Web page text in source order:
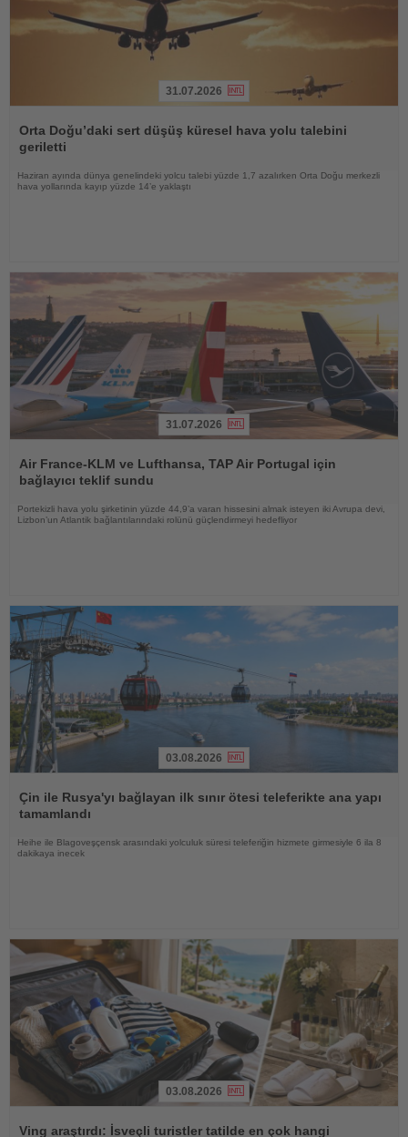
Oku
31.07.2026
Orta Doğu’daki sert düşüş küresel hava yolu talebini
geriletti
Haziran ayında dünya genelindeki yolcu talebi yüzde 1,7 azalırken Orta Doğu merkezli
hava yollarında kayıp yüzde 14’e yaklaştı
Oku
31.07.2026
Air France-KLM ve Lufthansa, TAP Air Portugal için
bağlayıcı teklif sundu
Portekizli hava yolu şirketinin yüzde 44,9’a varan hissesini almak isteyen iki Avrupa devi,
Lizbon’un Atlantik bağlantılarındaki rolünü güçlendirmeyi hedefliyor
Oku
03.08.2026
Çin ile Rusya'yı bağlayan ilk sınır ötesi teleferikte ana yapı
tamamlandı
Heihe ile Blagoveşçensk arasındaki yolculuk süresi teleferiğin hizmete girmesiyle 6 ila 8
dakikaya inecek
Oku
03.08.2026
Ving araştırdı: İsveçli turistler tatilde en çok hangi